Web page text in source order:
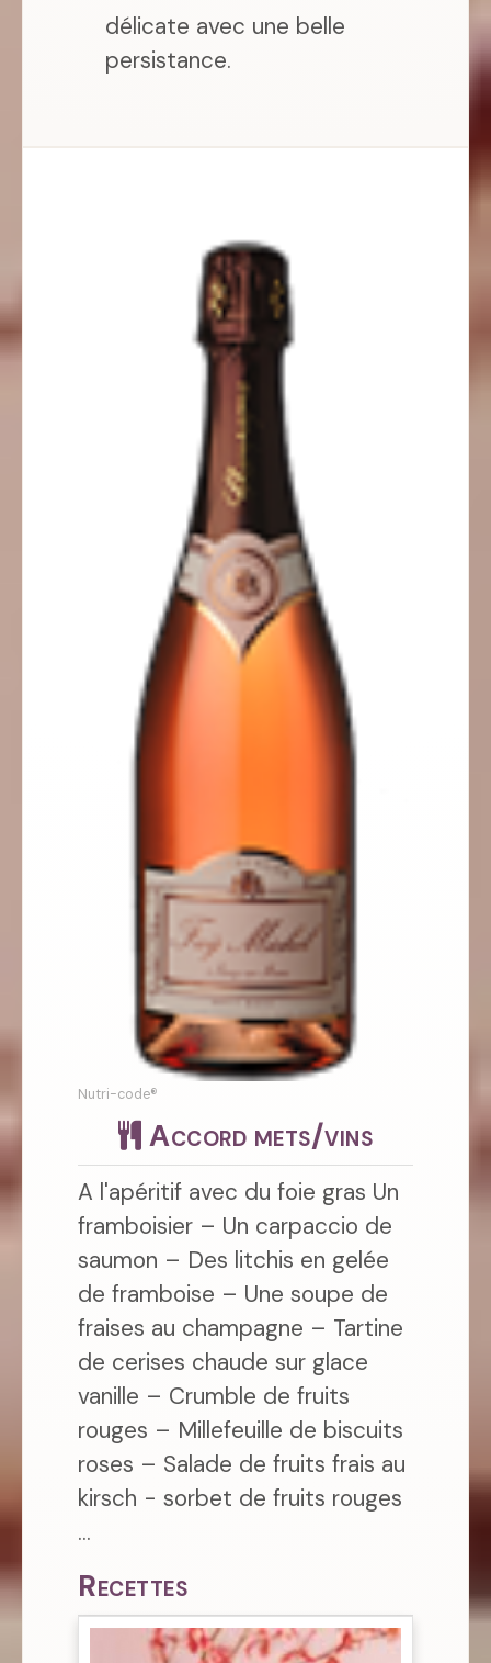
délicate avec une belle
persistance.
Nutri-code®
Accord mets/vins
A l'apéritif avec du foie gras Un
framboisier – Un carpaccio de
saumon – Des litchis en gelée
de framboise – Une soupe de
fraises au champagne – Tartine
de cerises chaude sur glace
vanille – Crumble de fruits
rouges – Millefeuille de biscuits
roses – Salade de fruits frais au
kirsch - sorbet de fruits rouges
...
Recettes